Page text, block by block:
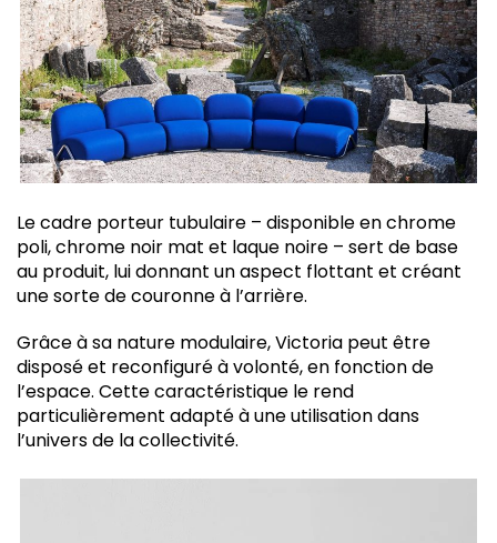
Le cadre porteur tubulaire – disponible en chrome
poli, chrome noir mat et laque noire – sert de base
au produit, lui donnant un aspect flottant et créant
une sorte de couronne à l’arrière.
Grâce à sa nature modulaire, Victoria peut être
disposé et reconfiguré à volonté, en fonction de
l’espace. Cette caractéristique le rend
particulièrement adapté à une utilisation dans
l’univers de la collectivité.